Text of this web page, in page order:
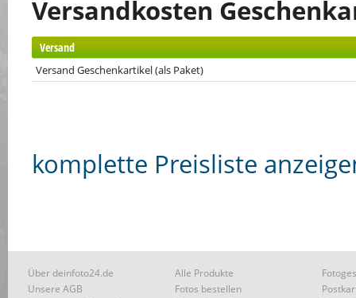
Versandkosten
Versand
Versand Geschenkartikel (als Paket)
komplette Preisliste
Über deinfoto24.de
Unsere AGB
Alle Produkte
Fotos bestellen